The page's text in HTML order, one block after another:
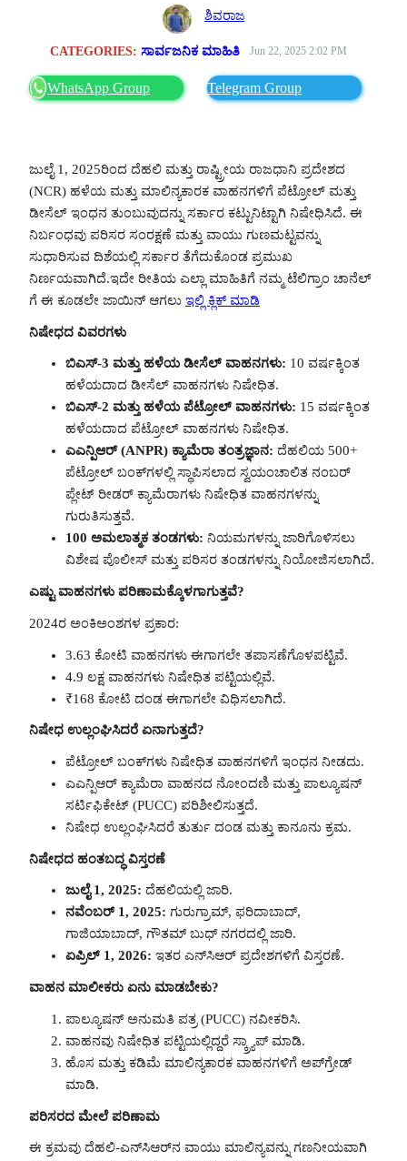
ಶಿವರಾಜ
CATEGORIES:ಸಾರ್ವಜನಿಕ ಮಾಹಿತಿ Jun 22, 2025 2:02 PM
WhatsApp Group Telegram Group
ಜುಲೈ 1, 2025ರಿಂದ ದೆಹಲಿ ಮತ್ತು ರಾಷ್ಟ್ರೀಯ ರಾಜಧಾನಿ ಪ್ರದೇಶದ
(NCR) ಹಳೆಯ ಮತ್ತು ಮಾಲಿನ್ಯಕಾರಕ ವಾಹನಗಳಿಗೆ ಪೆಟ್ರೋಲ್ ಮತ್ತು
ಡೀಸೆಲ್ ಇಂಧನ ತುಂಬುವುದನ್ನು ಸರ್ಕಾರ ಕಟ್ಟುನಿಟ್ಟಾಗಿ ನಿಷೇಧಿಸಿದೆ. ಈ
ನಿರ್ಬಂಧವು ಪರಿಸರ ಸಂರಕ್ಷಣೆ ಮತ್ತು ವಾಯು ಗುಣಮಟ್ಟವನ್ನು
ಸುಧಾರಿಸುವ ದಿಶೆಯಲ್ಲಿ ಸರ್ಕಾರ ತೆಗೆದುಕೊಂಡ ಪ್ರಮುಖ
ನಿರ್ಣಯವಾಗಿದೆ.ಇದೇ ರೀತಿಯ ಎಲ್ಲಾ ಮಾಹಿತಿಗೆ ನಮ್ಮ ಟೆಲಿಗ್ರಾಂ ಚಾನೆಲ್
ಗೆ ಈ ಕೂಡಲೇ ಜಾಯಿನ್ ಆಗಲು ಇಲ್ಲಿ ಕ್ಲಿಕ್ ಮಾಡಿ
ನಿಷೇಧದ ವಿವರಗಳು
ಬಿಎಸ್-3 ಮತ್ತು ಹಳೆಯ ಡೀಸೆಲ್ ವಾಹನಗಳು: 10 ವರ್ಷಕ್ಕಿಂತ
ಹಳೆಯದಾದ ಡೀಸೆಲ್ ವಾಹನಗಳು ನಿಷೇಧಿತ.
ಬಿಎಸ್-2 ಮತ್ತು ಹಳೆಯ ಪೆಟ್ರೋಲ್ ವಾಹನಗಳು: 15 ವರ್ಷಕ್ಕಿಂತ
ಹಳೆಯದಾದ ಪೆಟ್ರೋಲ್ ವಾಹನಗಳು ನಿಷೇಧಿತ.
ಎಎನ್ಪಿಆರ್ (ANPR) ಕ್ಯಾಮೆರಾ ತಂತ್ರಜ್ಞಾನ: ದೆಹಲಿಯ 500+
ಪೆಟ್ರೋಲ್ ಬಂಕ್‌ಗಳಲ್ಲಿ ಸ್ಥಾಪಿಸಲಾದ ಸ್ವಯಂಚಾಲಿತ ನಂಬರ್
ಪ್ಲೇಟ್ ರೀಡರ್ ಕ್ಯಾಮೆರಾಗಳು ನಿಷೇಧಿತ ವಾಹನಗಳನ್ನು
ಗುರುತಿಸುತ್ತವೆ.
100 ಅಮಲಾತ್ಮಕ ತಂಡಗಳು: ನಿಯಮಗಳನ್ನು ಜಾರಿಗೊಳಿಸಲು
ವಿಶೇಷ ಪೊಲೀಸ್ ಮತ್ತು ಪರಿಸರ ತಂಡಗಳನ್ನು ನಿಯೋಜಿಸಲಾಗಿದೆ.
ಎಷ್ಟು ವಾಹನಗಳು ಪರಿಣಾಮಕ್ಕೊಳಗಾಗುತ್ತವೆ?
2024ರ ಅಂಕಿಅಂಶಗಳ ಪ್ರಕಾರ:
3.63 ಕೋಟಿ ವಾಹನಗಳು ಈಗಾಗಲೇ ತಪಾಸಣೆಗೊಳಪಟ್ಟಿವೆ.
4.9 ಲಕ್ಷ ವಾಹನಗಳು ನಿಷೇಧಿತ ಪಟ್ಟಿಯಲ್ಲಿವೆ.
₹168 ಕೋಟಿ ದಂಡ ಈಗಾಗಲೇ ವಿಧಿಸಲಾಗಿದೆ.
ನಿಷೇಧ ಉಲ್ಲಂಘಿಸಿದರೆ ಏನಾಗುತ್ತದೆ?
ಪೆಟ್ರೋಲ್ ಬಂಕ್‌ಗಳು ನಿಷೇಧಿತ ವಾಹನಗಳಿಗೆ ಇಂಧನ ನೀಡದು.
ಎಎನ್ಪಿಆರ್ ಕ್ಯಾಮೆರಾ ವಾಹನದ ನೋಂದಣಿ ಮತ್ತು ಪಾಲ್ಯೂಷನ್
ಸರ್ಟಿಫಿಕೇಟ್ (PUCC) ಪರಿಶೀಲಿಸುತ್ತದೆ.
ನಿಷೇಧ ಉಲ್ಲಂಘಿಸಿದರೆ ತುರ್ತು ದಂಡ ಮತ್ತು ಕಾನೂನು ಕ್ರಮ.
ನಿಷೇಧದ ಹಂತಬದ್ಧ ವಿಸ್ತರಣೆ
ಜುಲೈ 1, 2025: ದೆಹಲಿಯಲ್ಲಿ ಜಾರಿ.
ನವೆಂಬರ್ 1, 2025: ಗುರುಗ್ರಾಮ್, ಫರಿದಾಬಾದ್,
ಗಾಜಿಯಾಬಾದ್, ಗೌತಮ್ ಬುಧ್ ನಗರದಲ್ಲಿ ಜಾರಿ.
ಏಪ್ರಿಲ್ 1, 2026: ಇತರ ಎನ್‌ಸಿಆರ್ ಪ್ರದೇಶಗಳಿಗೆ ವಿಸ್ತರಣೆ.
ವಾಹನ ಮಾಲೀಕರು ಏನು ಮಾಡಬೇಕು?
ಪಾಲ್ಯೂಷನ್ ಅನುಮತಿ ಪತ್ರ (PUCC) ನವೀಕರಿಸಿ.
ವಾಹನವು ನಿಷೇಧಿತ ಪಟ್ಟಿಯಲ್ಲಿದ್ದರೆ ಸ್ಕ್ರ್ಯಾಪ್ ಮಾಡಿ.
ಹೊಸ ಮತ್ತು ಕಡಿಮೆ ಮಾಲಿನ್ಯಕಾರಕ ವಾಹನಗಳಿಗೆ ಅಪ್‌ಗ್ರೇಡ್
ಮಾಡಿ.
ಪರಿಸರದ ಮೇಲೆ ಪರಿಣಾಮ
ಈ ಕ್ರಮವು ದೆಹಲಿ-ಎನ್‌ಸಿಆರ್‌ನ ವಾಯು ಮಾಲಿನ್ಯವನ್ನು ಗಣನೀಯವಾಗಿ